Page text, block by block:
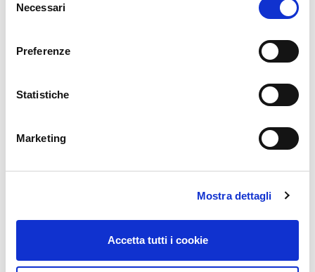
delNecessari
Preferenze
Statistiche
Marketing
Mostra dettagli
Accetta tutti i cookie
Per ottenere informazioni sui modelli, le funzionalità, le
Axis Dahua Hikvision